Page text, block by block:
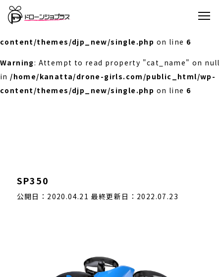
Warning: Undefined array key 0 in
content/themes/djp_new/single.php on line 6
Warning: Attempt to read property "cat_name" on null
in /home/kanatta/drone-girls.com/public_html/wp-
content/themes/djp_new/single.php on line 6
SP350
公開日：2020.04.21 最終更新日：2022.07.23